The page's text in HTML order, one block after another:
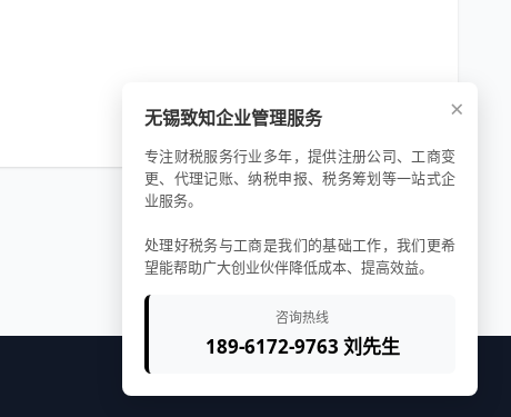
×
无锡致知企业管理服务
专注财税服务行业多年，提供注册公司、工商变
更、代理记账、纳税申报、税务筹划等一站式企
业服务。
处理好税务与工商是我们的基础工作，我们更希
望能帮助广大创业伙伴降低成本、提高效益。
咨询热线
189-6172-9763 刘先生